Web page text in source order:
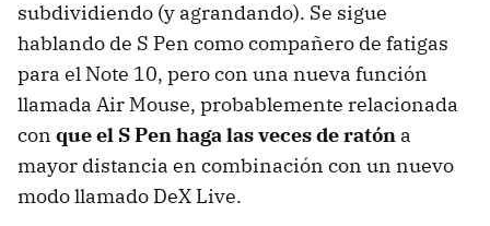
subdividiendo (y agrandando). Se sigue
hablando de S Pen como compañero de fatigas
para el Note 10, pero con una nueva función
llamada Air Mouse, probablemente relacionada
con que el S Pen haga las veces de ratón a
mayor distancia en combinación con un nuevo
modo llamado DeX Live.